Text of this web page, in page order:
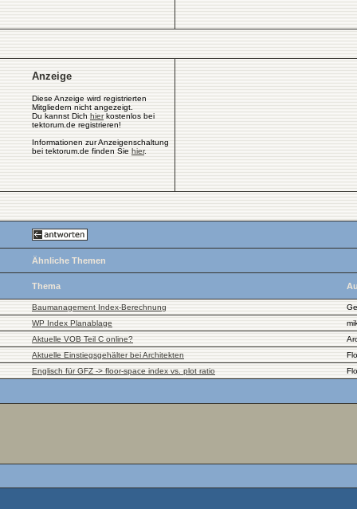
Anzeige
Diese Anzeige wird registrierten
Mitgliedern nicht angezeigt.
Du kannst Dich hierkostenlos bei
tektorum.de registrieren!
Informationen zur Anzeigenschaltung
bei tektorum.de finden Sie hier.
Ähnliche Themen
Thema
Baumanagement Index-Berechnung
WP Index Planablage
Aktuelle VOB Teil C online?
Aktuelle Einstiegsgehälter bei Architekten
Englisch für GFZ -> floor-space index vs. plot ratio